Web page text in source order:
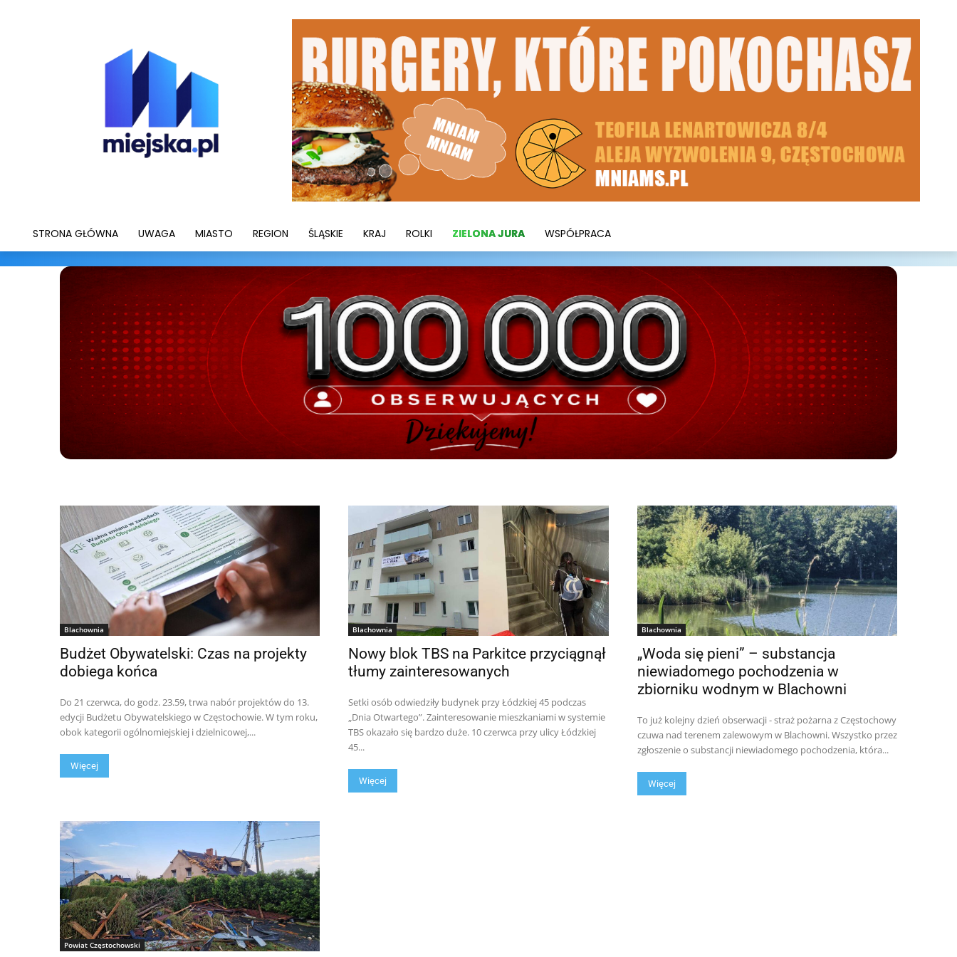
STRONA GŁÓWNA UWAGA MIASTO REGION ŚLĄSKIE KRAJ ROLKI ZIELONA JURA WSPÓŁPRACA
Blachownia
Budżet Obywatelski: Czas na projekty
dobiega końca
Do 21 czerwca, do godz. 23.59, trwa nabór projektów do 13.
edycji Budżetu Obywatelskiego w Częstochowie. W tym roku,
obok kategorii ogólnomiejskiej i dzielnicowej,...
Więcej
Blachownia
Nowy blok TBS na Parkitce przyciągnął
tłumy zainteresowanych
Setki osób odwiedziły budynek przy Łódzkiej 45 podczas
„Dnia Otwartego”. Zainteresowanie mieszkaniami w systemie
TBS okazało się bardzo duże. 10 czerwca przy ulicy Łódzkiej
45...
Więcej
Blachownia
„Woda się pieni” – substancja
niewiadomego pochodzenia w
zbiorniku wodnym w Blachowni
To już kolejny dzień obserwacji - straż pożarna z Częstochowy
czuwa nad terenem zalewowym w Blachowni. Wszystko przez
zgłoszenie o substancji niewiadomego pochodzenia, która...
Więcej
Powiat Częstochowski